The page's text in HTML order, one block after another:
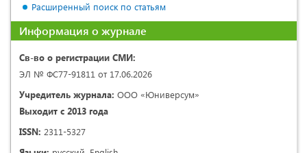
Расширенный поиск по статьям
Информация о журнале
Св-во о регистрации СМИ:
ЭЛ № ФС77-91811 от 17.06.2026
Учредитель журнала: ООО «Юниверсум»
Выходит с 2013 года
ISSN: 2311-5327